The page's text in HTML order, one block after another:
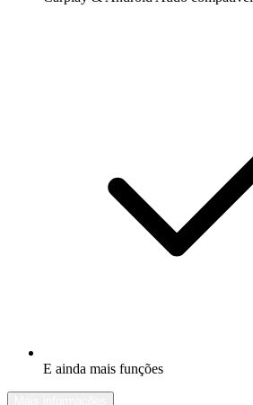
E ainda mais funções